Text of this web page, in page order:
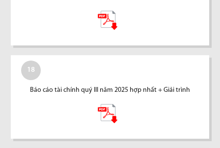
18
Báo cáo tài chính quý III năm 2025 hợp nhất + Giải trình